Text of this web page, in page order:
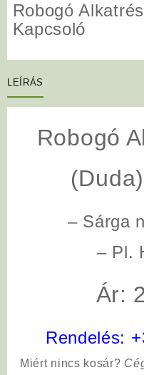
Robogó
Kapcsoló
LEÍRÁS
Robogó
– Sárga
– Pl.
Ár:
Rendelés:
Miért nincs kosár?